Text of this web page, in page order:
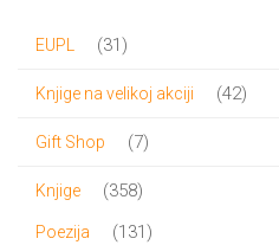
EUPL 31 31
Knjige na velikoj akciji 4242
Gift Shop 77
Knjige 358358
proizvoda
Poezija 131 131